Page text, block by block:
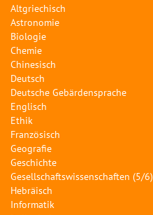
Altgriechisch
Astronomie
Biologie
Chemie
Chinesisch
Deutsch
Deutsche Gebärdensprache
Englisch
Ethik
Französisch
Geografie
Geschichte
Gesellschaftswissenschaften (5/6)
Hebräisch
Informatik